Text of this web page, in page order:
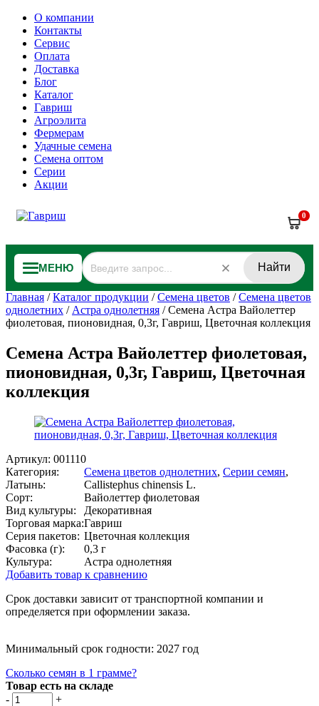
О компании
Контакты
Сервис
Оплата
Доставка
Блог
Каталог
Гавриш
Агроэлита
Фермерам
Удачные семена
Семена оптом
Серии
Акции
0
МЕНЮ Найти
Главная /Каталог продукции /Семена цветов /Семена цветов
однолетних / Астра однолетняя /Семена Астра Вайолеттер
фиолетовая, пионовидная, 0,3г, Гавриш, Цветочная коллекция
Семена Астра Вайолеттер фиолетовая,
пионовидная, 0,3г, Гавриш, Цветочная
коллекция
Артикул: 001110
Категория:
Семена цветов однолетних, Серии семян,
Латынь:
Callistephus chinensis L.
Сорт:
Вайолеттер фиолетовая
Вид культуры:
Декоративная
Торговая марка:Гавриш
Серия пакетов: Цветочная коллекция
Фасовка (г):
0,3 г
Культура:
Астра однолетняя
Добавить товар к сравнению
Срок доставки зависит от транспортной компании и
определяется при оформлении заказа.
Минимальный срок годности: 2027 год
Сколько семян в 1 грамме?
Товар есть на складе
-
+